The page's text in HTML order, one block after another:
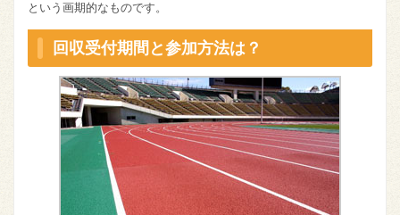
という画期的なものです。
回収受付期間と参加方法は？